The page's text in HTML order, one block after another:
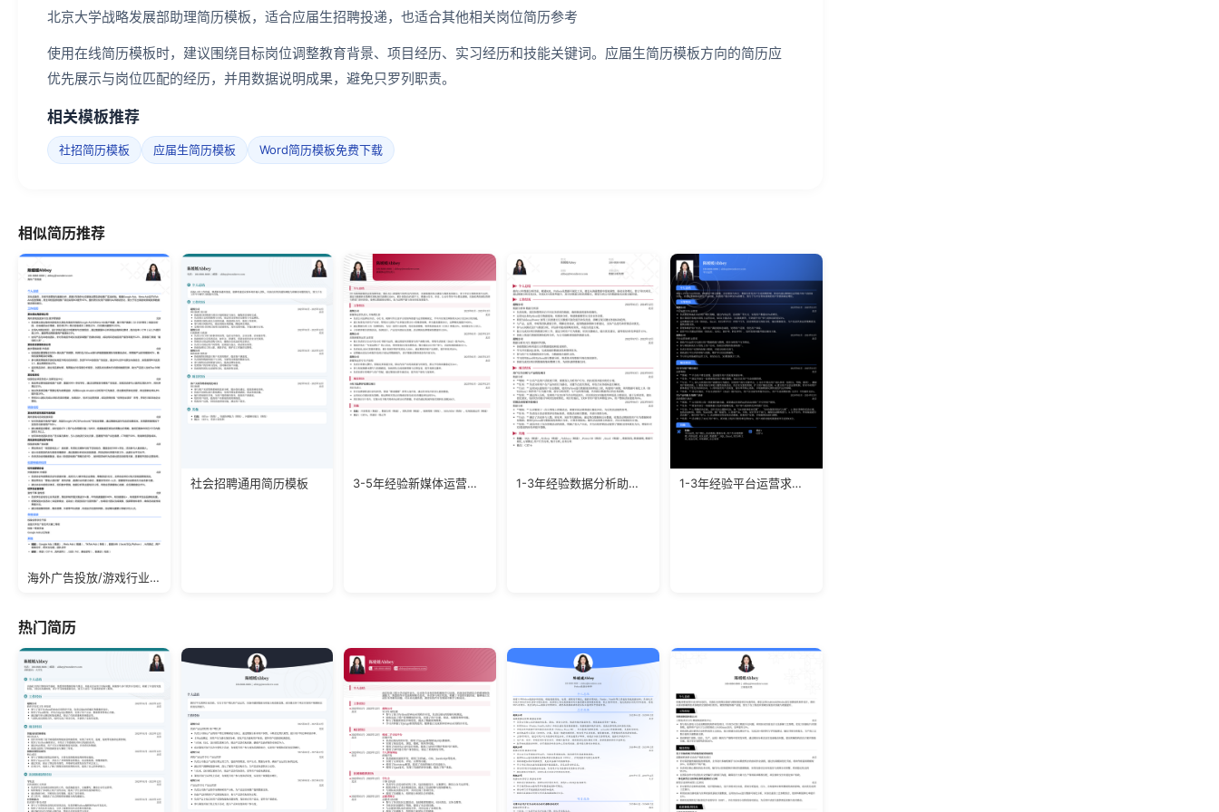
北京大学战略发展部助理简历模板，适合应届生招聘投递，也适合其他相关岗位简历参考
使用在线简历模板时，建议围绕目标岗位调整教育背景、项目经历、实习经历和技能关键词。应届生简历模板方向的简历应
优先展示与岗位匹配的经历，并用数据说明成果，避免只罗列职责。
相关模板推荐
社招简历模板 应届生简历模板 Word简历模板免费下载
相似简历推荐
海外广告投放/游戏行业/应届生简历模板
社会招聘通用简历模板 3-5年经验新媒体运营负责人简历模板 1-3年经验数据分析助理求职模板 1-3年经验平台运营求职简历
热门简历